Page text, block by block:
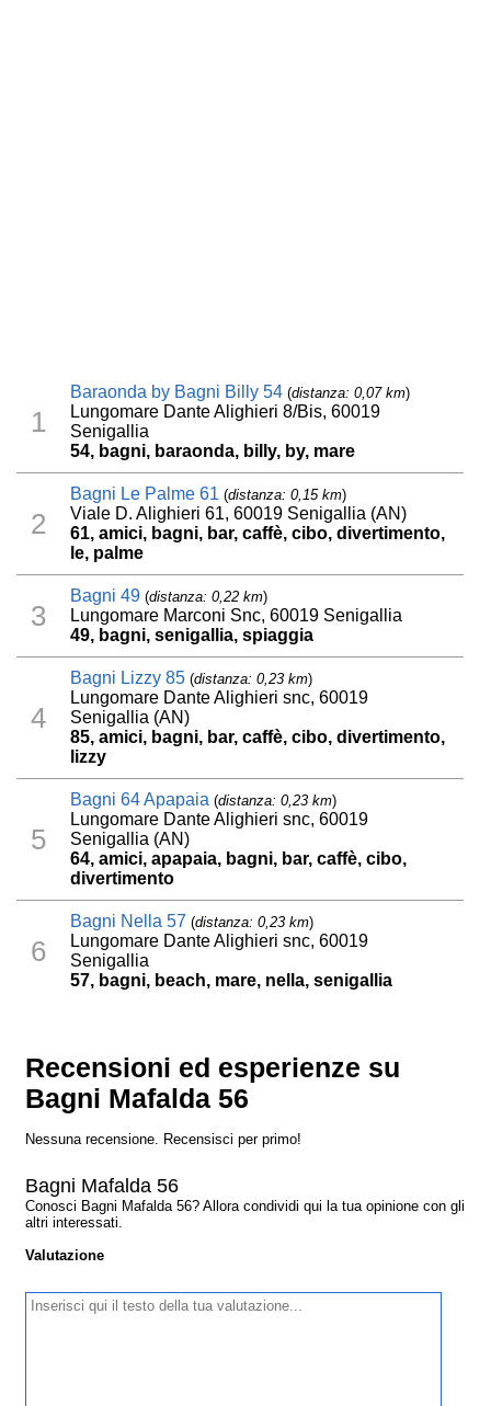
1
Baraonda by Bagni Billy 54 (distanza: 0,07 km)
Lungomare Dante Alighieri 8/Bis, 60019
Senigallia
54, bagni, baraonda, billy, by, mare
2
Bagni Le Palme 61 (distanza: 0,15 km)
Viale D. Alighieri 61, 60019 Senigallia (AN)
61, amici, bagni, bar, caffè, cibo, divertimento,
le, palme
3
Bagni 49 (distanza: 0,22 km)
Lungomare Marconi Snc, 60019 Senigallia
49, bagni, senigallia, spiaggia
4
Bagni Lizzy 85 (distanza: 0,23 km)
Lungomare Dante Alighieri snc, 60019
Senigallia (AN)
85, amici, bagni, bar, caffè, cibo, divertimento,
lizzy
5
Bagni 64 Apapaia (distanza: 0,23 km)
Lungomare Dante Alighieri snc, 60019
Senigallia (AN)
64, amici, apapaia, bagni, bar, caffè, cibo,
divertimento
6
Bagni Nella 57 (distanza: 0,23 km)
Lungomare Dante Alighieri snc, 60019
Senigallia
57, bagni, beach, mare, nella, senigallia
Recensioni ed esperienze su
Bagni Mafalda 56
Nessuna recensione. Recensisci per primo!
Bagni Mafalda 56
Conosci Bagni Mafalda 56? Allora condividi qui la tua opinione con gli
altri interessati.
Valutazione